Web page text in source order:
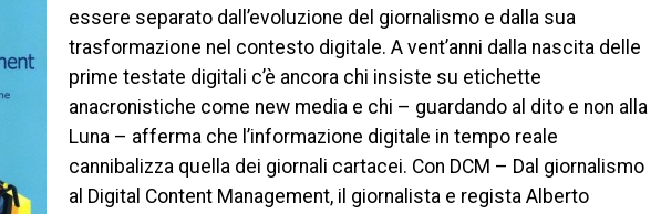
essere separato dall’evoluzione del giornalismo e dalla sua
trasformazione nel contesto digitale. A vent’anni dalla nascita delle
prime testate digitali c’è ancora chi insiste su etichette
anacronistiche come new media e chi – guardando al dito e non alla
Luna – afferma che l’informazione digitale in tempo reale
cannibalizza quella dei giornali cartacei. Con DCM – Dal giornalismo
al Digital Content Management, il giornalista e regista Alberto